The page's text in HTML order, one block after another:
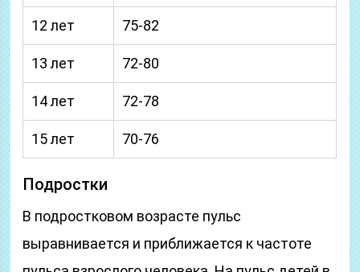
12 лет 75-82
13 лет 72-80
14 лет 72-78
15 лет 70-76
Подростки
В подростковом возрасте пульс
выравнивается и приближается к частоте